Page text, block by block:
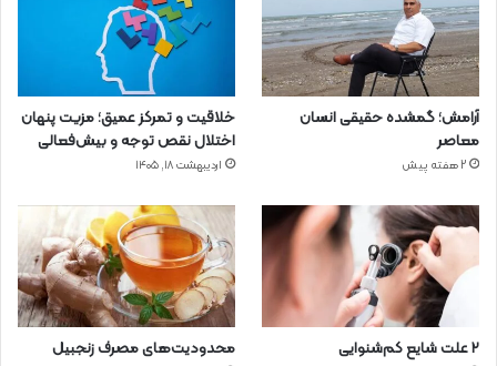
آرامش؛ گمشده حقیقی انسان
معاصر
2 هفته پیش
خلاقیت و تمرکز عمیق؛ مزیت پنهان
اختلال نقص توجه و بیش‌فعالی
اردیبهشت ۱۸, ۱۴۰۵
۲ علت شایع‌ کم‌شنوایی محدودیت‌های مصرف زنجبیل